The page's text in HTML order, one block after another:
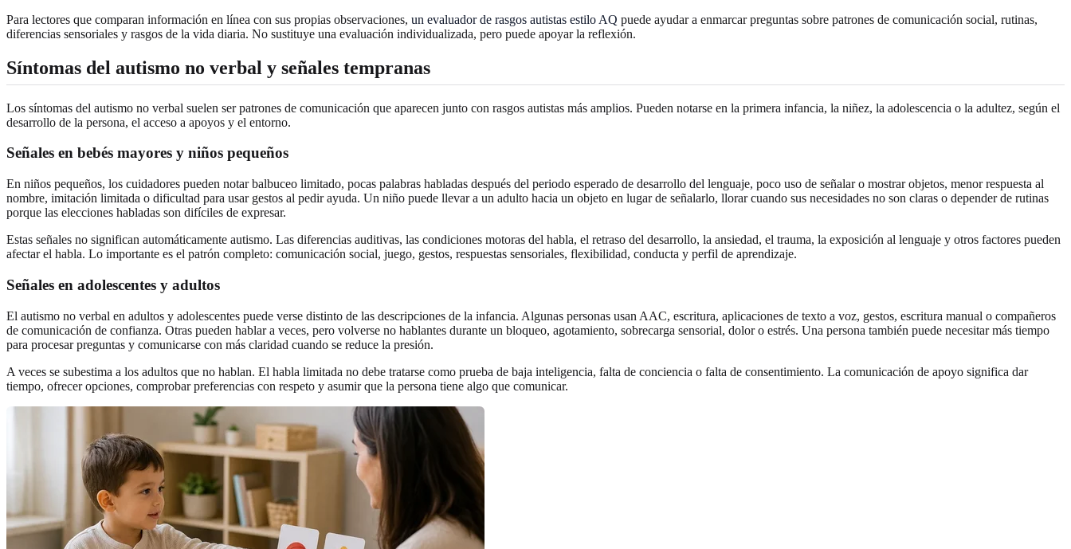
Para lectores que comparan información en línea con sus propias observaciones, un evaluador de rasgos autistas estilo AQ puede ayudar a enmarcar preguntas sobre patrones de comunicación social, rutinas,
diferencias sensoriales y rasgos de la vida diaria. No sustituye una evaluación individualizada, pero puede apoyar la reflexión.
Síntomas del autismo no verbal y señales tempranas
Los síntomas del autismo no verbal suelen ser patrones de comunicación que aparecen junto con rasgos autistas más amplios. Pueden notarse en la primera infancia, la niñez, la adolescencia o la adultez, según el
desarrollo de la persona, el acceso a apoyos y el entorno.
Señales en bebés mayores y niños pequeños
En niños pequeños, los cuidadores pueden notar balbuceo limitado, pocas palabras habladas después del periodo esperado de desarrollo del lenguaje, poco uso de señalar o mostrar objetos, menor respuesta al
nombre, imitación limitada o dificultad para usar gestos al pedir ayuda. Un niño puede llevar a un adulto hacia un objeto en lugar de señalarlo, llorar cuando sus necesidades no son claras o depender de rutinas
porque las elecciones habladas son difíciles de expresar.
Estas señales no significan automáticamente autismo. Las diferencias auditivas, las condiciones motoras del habla, el retraso del desarrollo, la ansiedad, el trauma, la exposición al lenguaje y otros factores pueden
afectar el habla. Lo importante es el patrón completo: comunicación social, juego, gestos, respuestas sensoriales, flexibilidad, conducta y perfil de aprendizaje.
Señales en adolescentes y adultos
El autismo no verbal en adultos y adolescentes puede verse distinto de las descripciones de la infancia. Algunas personas usan AAC, escritura, aplicaciones de texto a voz, gestos, escritura manual o compañeros
de comunicación de confianza. Otras pueden hablar a veces, pero volverse no hablantes durante un bloqueo, agotamiento, sobrecarga sensorial, dolor o estrés. Una persona también puede necesitar más tiempo
para procesar preguntas y comunicarse con más claridad cuando se reduce la presión.
A veces se subestima a los adultos que no hablan. El habla limitada no debe tratarse como prueba de baja inteligencia, falta de conciencia o falta de consentimiento. La comunicación de apoyo significa dar
tiempo, ofrecer opciones, comprobar preferencias con respeto y asumir que la persona tiene algo que comunicar.